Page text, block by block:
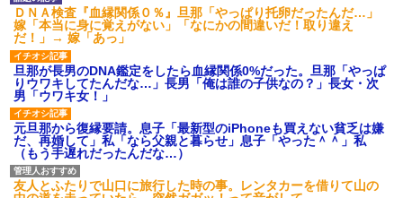
ＤＮＡ検査『血縁関係０％』旦那「やっぱり托卵だったんだ…」
嫁「本当に身に覚えがない」「なにかの間違いだ！取り違え
だ！」→ 嫁「あっ」
旦那が長男のDNA鑑定をしたら血縁関係0%だった。旦那「やっぱ
りウワキしてたんだな…」長男「俺は誰の子供なの？」長女・次
男「ウワキ女！」
元旦那から復縁要請。息子「最新型のiPhoneも買えない貧乏は嫌
だ、再婚して」私「なら父親と暮らせ」息子「やった＾＾」私
（もう手遅れだったんだな…）
友人とふたりで山口に旅行した時の事。レンタカーを借りて山の